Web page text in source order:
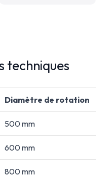
techniques
Diamètre de rotation
500 mm
600 mm
800 mm